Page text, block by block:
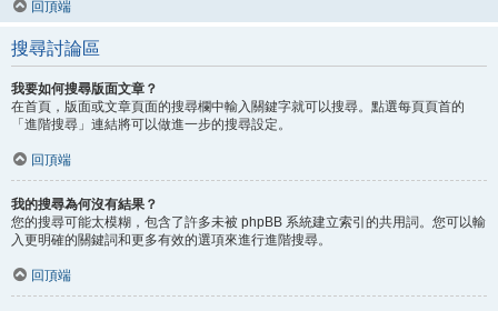
回頂端
搜尋討論區
我要如何搜尋版面文章？
在首頁，版面或文章頁面的搜尋欄中輸入關鍵字就可以搜尋。點選每頁頁首的
「進階搜尋」連結將可以做進一步的搜尋設定。
回頂端
我的搜尋為何沒有結果？
您的搜尋可能太模糊，包含了許多未被 phpBB 系統建立索引的共用詞。您可以輸
入更明確的關鍵詞和更多有效的選項來進行進階搜尋。
回頂端